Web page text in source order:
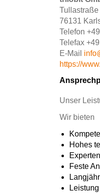
Mediadaten
F.A.Q.
News
Team
Kontakt
Impressum
Datenschutz
Sitemap
Tullastraße
76131
Telefon
Telefax
E-Mail
https://
Unser
Wir bieten
Hohes
Feste